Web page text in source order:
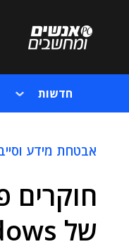
חדשות
אבטחת מידע
חוקרים
של Windows